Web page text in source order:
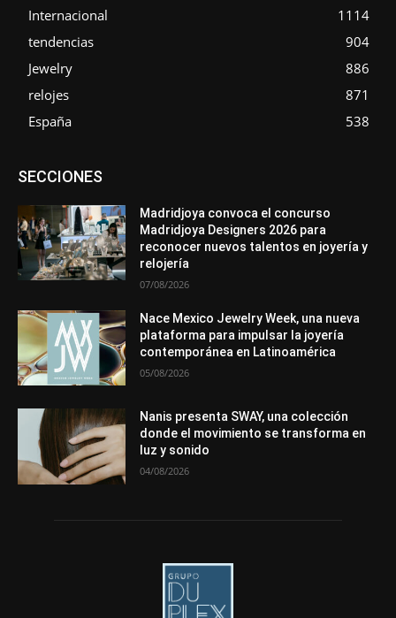
Internacional
1114
tendencias
904
Jewelry
886
relojes
871
España
538
SECCIONESAsociaciones
Entrevistas
Mundo Técnico
Novedades Opiniones
Perspectiva
Premios
Secciones Sin categoría
Más
Madridjoya convoca el concurso
Madridjoya Designers 2026 para
reconocer nuevos talentos en joyería y
relojería
07/08/2026
Nace Mexico Jewelry Week, una nueva
plataforma para impulsar la joyería
contemporánea en Latinoamérica
05/08/2026
Nanis presenta SWAY, una colección
donde el movimiento se transforma en
luz y sonido
04/08/2026